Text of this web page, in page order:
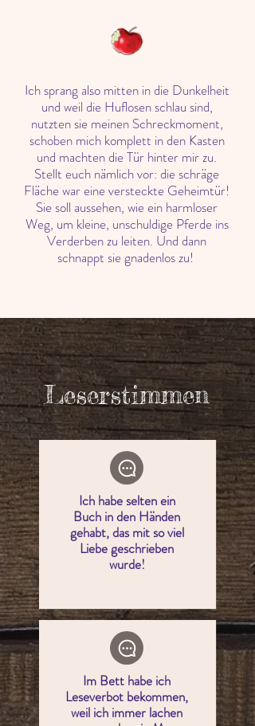
Ich sprang also mitten in die Dunkelheit
und weil die Huflosen schlau sind,
nutzten sie meinen Schreckmoment,
schoben mich komplett in den Kasten
und machten die Tür hinter mir zu.
Stellt euch nämlich vor: die schräge
Fläche war eine versteckte Geheimtür!
Sie soll aussehen, wie ein harmloser
Weg, um kleine, unschuldige Pferde ins
Verderben zu leiten. Und dann
schnappt sie gnadenlos zu!
Leserstimmen
Ich habe seltenein
Buch in den Händen
gehabt, das mit so viel
Liebe geschrieben
wurde!
Im Bett habe ich
Leseverbot bekommen,
weil ich immer lachen